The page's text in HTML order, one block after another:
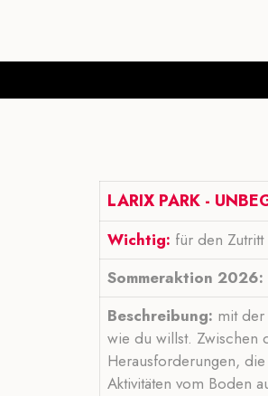
LARIX PARK -
Wichtig: für den
Sommeraktion 2026:
Beschreibung: mit der
wie du willst. Zwischen
Herausforderungen,
Aktivitäten vom Boden